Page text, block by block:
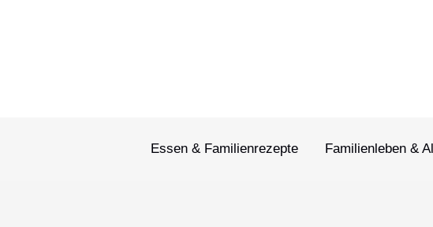
Essen & Familienrezepte Familienleben &